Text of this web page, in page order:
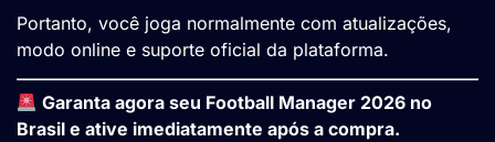
Portanto, você joga normalmente com atualizações,
modo online e suporte oficial da plataforma.
Garanta agora seu Football Manager 2026 no
Brasil e ative imediatamente após a compra.